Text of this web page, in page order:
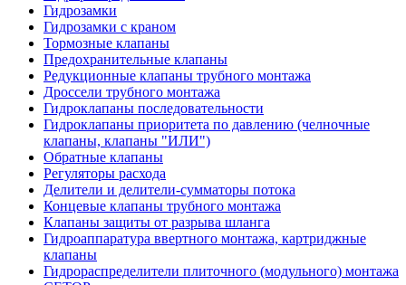
Гидрозамки
Гидрозамки с краном
Тормозные клапаны
Предохранительные клапаны
Редукционные клапаны трубного монтажа
Дроссели трубного монтажа
Гидроклапаны последовательности
Гидроклапаны приоритета по давлению (челночные
клапаны, клапаны "ИЛИ")
Обратные клапаны
Регуляторы расхода
Делители и делители-сумматоры потока
Концевые клапаны трубного монтажа
Клапаны защиты от разрыва шланга
Гидроаппаратура ввертного монтажа, картриджные
клапаны
Гидрораспределители плиточного (модульного) монтажa